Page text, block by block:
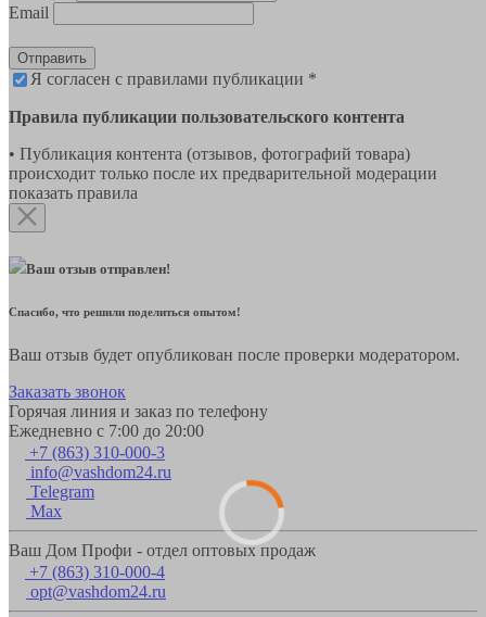
Email
Отправить
Я согласен с правилами публикации *
Правила публикации пользовательского контента
• Публикация контента (отзывов, фотографий товара)
происходит только после их предварительной модерации
показать правила
Ваш отзыв отправлен!
Спасибо, что решили поделиться опытом!
Ваш отзыв будет опубликован после проверки модератором.
Заказать звонок
Горячая линия и заказ по телефону
Ежедневно с 7:00 до 20:00
+7 (863) 310-000-3
info@vashdom24.ru
Telegram
Max
Ваш Дом Профи - отдел оптовых продаж
+7 (863) 310-000-4
opt@vashdom24.ru